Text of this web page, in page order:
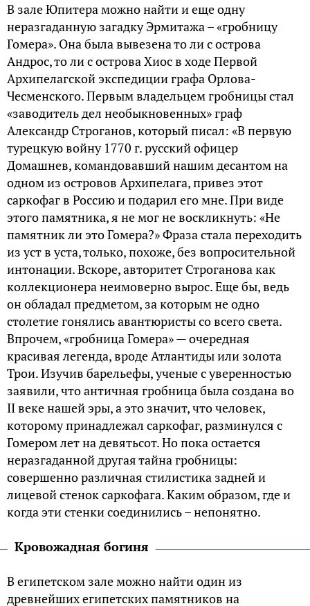
В зале Юпитера можно найти и еще одну
неразгаданную загадку Эрмитажа – «гробницу
Гомера». Она была вывезена то ли с острова
Андрос, то ли с острова Хиос в ходе Первой
Архипелагской экспедиции графа Орлова-
Чесменского. Первым владельцем гробницы стал
«заводитель дел необыкновенных» граф
Александр Строганов, который писал: «В первую
турецкую войну 1770 г. русский офицер
Домашнев, командовавший нашим десантом на
одном из островов Архипелага, привез этот
саркофаг в Россию и подарил его мне. При виде
этого памятника, я не мог не воскликнуть: «Не
памятник ли это Гомера?» Фраза стала переходить
из уст в уста, только, похоже, без вопросительной
интонации. Вскоре, авторитет Строганова как
коллекционера неимоверно вырос. Еще бы, ведь
он обладал предметом, за которым не одно
столетие гонялись авантюристы со всего света.
Впрочем, «гробница Гомера» — очередная
красивая легенда, вроде Атлантиды или золота
Трои. Изучив барельефы, ученые с уверенностью
заявили, что античная гробница была создана во
II веке нашей эры, а это значит, что человек,
которому принадлежал саркофаг, разминулся с
Гомером лет на девятьсот. Но пока остается
неразгаданной другая тайна гробницы:
совершенно различная стилистика задней и
лицевой стенок саркофага. Каким образом, где и
когда эти стенки соединились – непонятно.
Кровожадная богиня
В египетском зале можно найти один из
древнейших египетских памятников на